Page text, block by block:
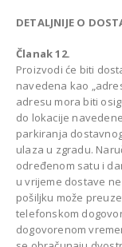
DETALJNIJE O
Članak 12.
Proizvodi će biti
navedena kao
adresu mora biti
do lokacije
parkiranja
ulaza u zgradu.
određenom satu i
u vrijeme dostave
pošiljku može
telefonskom
dogovorenom